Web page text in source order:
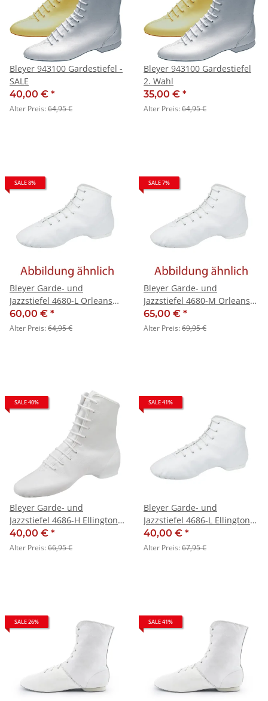
Bleyer 943100 Gardestiefel -
SALE
40,00 € *
Alter Preis:64,95 €
Bleyer 943100 Gardestiefel
2. Wahl
35,00 € *
Alter Preis:64,95 €
SALE 8%
Bleyer Garde- und
Jazzstiefel 4680-L Orleans
(niedriger Schaft) blau -
SALE
60,00 € *
Alter Preis:64,95 €
SALE 7%
Bleyer Garde- und
Jazzstiefel 4680-M Orleans
(mittelhoher Schaft) blau -
SALE
65,00 € *
Alter Preis:69,95 €
SALE 40%
Bleyer Garde- und
Jazzstiefel 4686-H Ellington
(normalhoher Schaft) - SALE
40,00 € *
Alter Preis:66,95 €
SALE 41%
Bleyer Garde- und
Jazzstiefel 4686-L Ellington
(niedriger Schaft) - SALE
40,00 € *
Alter Preis:67,95 €
SALE 26% SALE 41%